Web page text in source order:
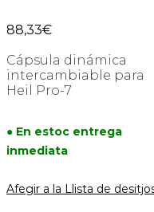
88,33€
Cápsula dinámica
intercambiable para
Heil Pro-7
● En estoc entrega
inmediata
Afegir a la Llista de